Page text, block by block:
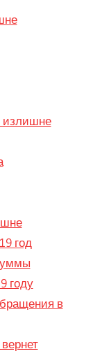
излишне
год
году
в